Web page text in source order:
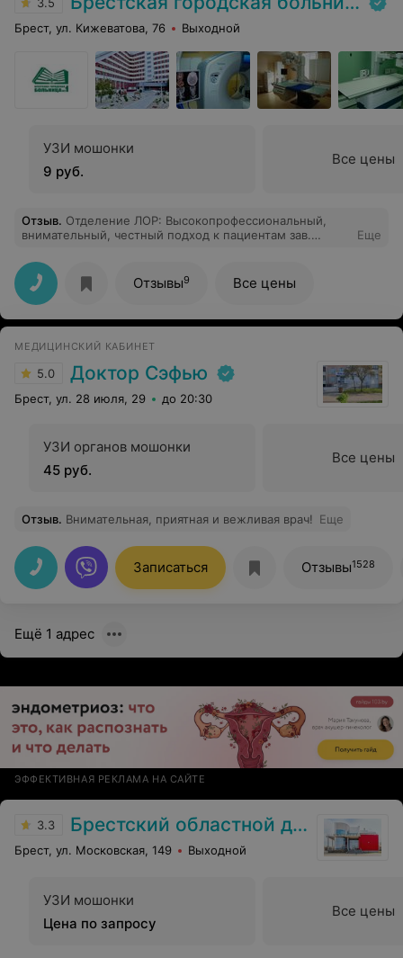
Брест, ул. Кижеватова, 76 Выходной
УЗИ мошонки
9 руб.
Все цены
Отзыв. Отделение ЛОР: Высокопрофессиональный,
внимательный, честный подход к пациентам зав.
работа команды отделения, реальная забота о
здоровье людей и вежливое отношение оставили
очень благоприятное впечатление. Дальнейших
успехов коллективу данного отделения и больницы.
Рекомендую.
Еще
Отзывы9 Все цены
МЕДИЦИНСКИЙ КАБИНЕТ
5.0 Доктор Сэфью
Брест, ул. 28 июля, 29 до 20:30
УЗИ органов мошонки
45 руб.
Все цены
Отзыв. Внимательная, приятная и вежливая врач! Еще
Записаться Отзывы1528
Ещё 1 адрес
ЭФФЕКТИВНАЯ РЕКЛАМА НА САЙТЕ
3.3 Брестский областной диспансер спортивной медицины
Брест, ул. Московская, 149 Выходной
УЗИ мошонки
Цена по запросу
Все цены